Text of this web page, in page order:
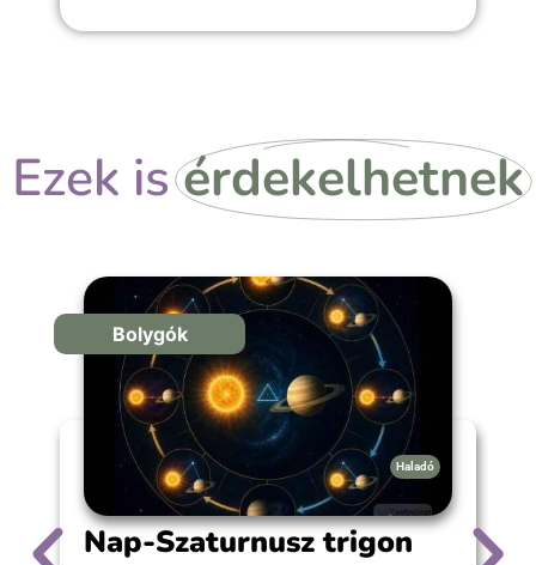
és egy precíz Szűz találkozik? A válaszok
Ezek is érdekelhetnek
Bolygók
Haladó
Nap-Szaturnusz trigon